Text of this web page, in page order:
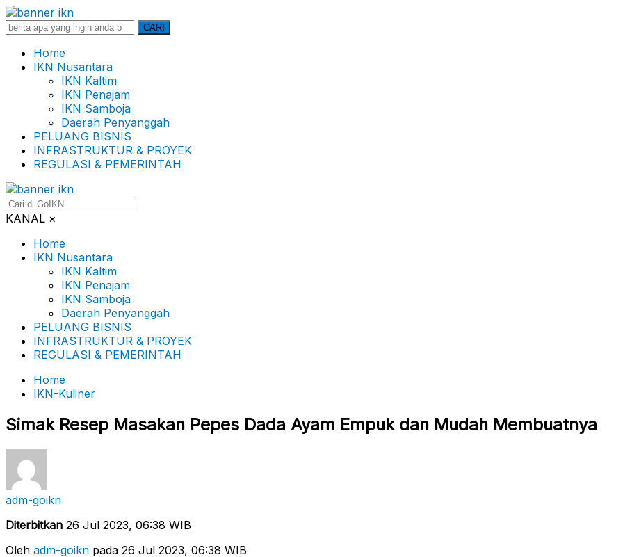
Search
CARI
Home
IKN Nusantara
IKN Kaltim
IKN Penajam
IKN Samboja
Daerah Penyanggah
PELUANG BISNIS
INFRASTRUKTUR & PROYEK
REGULASI & PEMERINTAH
KANAL ×
Home
IKN Nusantara
IKN Kaltim
IKN Penajam
IKN Samboja
Daerah Penyanggah
PELUANG BISNIS
INFRASTRUKTUR & PROYEK
REGULASI & PEMERINTAH
Home
IKN-Kuliner
Simak Resep Masakan Pepes Dada Ayam Empuk dan Mudah Membuatnya
adm-goikn
Diterbitkan 26 Jul 2023, 06:38 WIB
Oleh adm-goikn pada 26 Jul 2023, 06:38 WIB